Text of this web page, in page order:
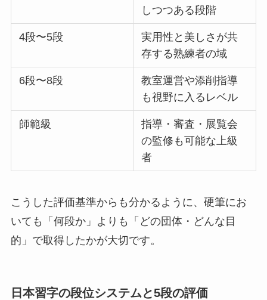
しつつある段階
4段〜5段
実用性と美しさが共
存する熟練者の域
6段〜8段
教室運営や添削指導
も視野に入るレベル
師範級
指導・審査・展覧会
の監修も可能な上級
者
こうした評価基準からも分かるように、硬筆にお
いても「何段か」よりも「どの団体・どんな目
的」で取得したかが大切です。
日本習字の段位システムと5段の評価